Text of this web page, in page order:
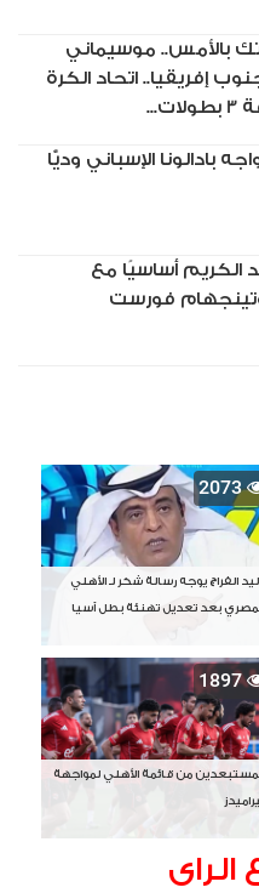
بالأمس.. موسيماني
إفريقيا.. اتحاد الكرة
بادالونا الإسباني وديًّا
الكريم أساسيًا مع
فورست
2073
الفراج يوجه رسالة شكر لـ الأهلي
بعد تعديل تهنئة بطل آسيا
1897
من قائمة الأهلي لمواجهة